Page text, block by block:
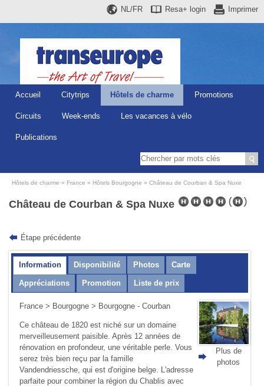
Imprimer
Resa+ login
NL/FR
Accueil Citytrips Hôtels de charme Promotions
Circuits Week-ends Les vacances à vélo
Publications
Hôtels de charme France Hôtels Bourgogne Château de Courban & Spa Nuxe
Château de Courban & Spa Nuxe
Étape précédente
Information Disponibilité Photos Carte
Appréciations Promotion Liste de prix
France > Bourgogne > Bourgogne - Courban
Ce château de 1820 est niché sur un domaine
merveilleusement paisible. Après 12 années de
rénovation en profondeur, une véritable perle. Vous
serez très bien reçu par la famille
Vandendriessche, qui est d'origine belge. L'adresse
parfaite pour combiner la région du Chablis avec
Plus de
photos